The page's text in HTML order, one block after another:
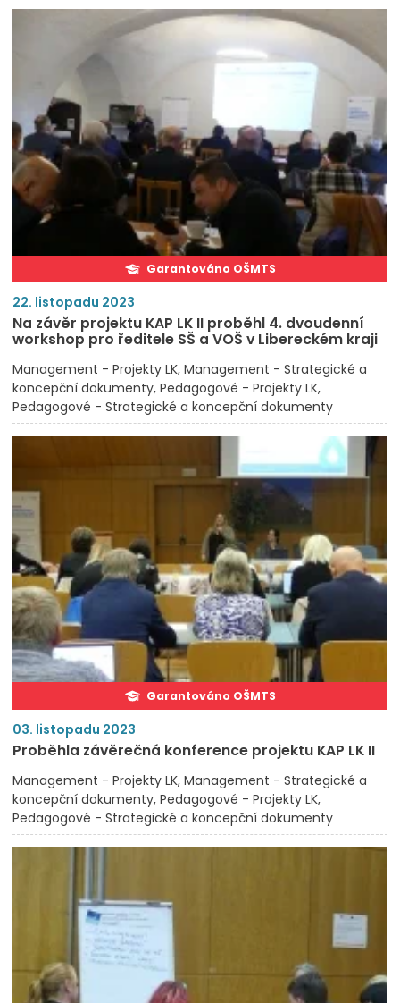
Garantováno OŠMTS
22. listopadu 2023
Na závěr projektu KAP LK II proběhl 4. dvoudenní
workshop pro ředitele SŠ a VOŠ v Libereckém kraji
Management - Projekty LK Management - Strategické a
koncepční dokumenty Pedagogové - Projekty LK
Pedagogové - Strategické a koncepční dokumenty
Garantováno OŠMTS
03. listopadu 2023
Proběhla závěrečná konference projektu KAP LK II
Management - Projekty LK Management - Strategické a
koncepční dokumenty Pedagogové - Projekty LK
Pedagogové - Strategické a koncepční dokumenty